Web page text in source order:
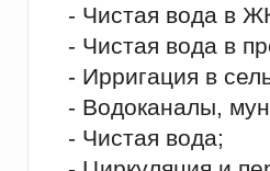
- Чистая вода в
- Чистая вода в
- Ирригация в
- Водоканалы,
- Чистая вода;